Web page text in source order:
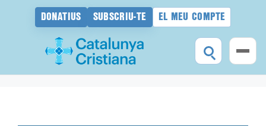
DONATIUS SUBSCRIU-TE EL MEU COMPTE